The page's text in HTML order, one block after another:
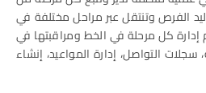
الفرص وتنتقل عبر مراحل مختلفة في
إدارة كل مرحلة في الخط ومراقبتها في
سجلات التواصل، إدارة المواعيد، إنشاء